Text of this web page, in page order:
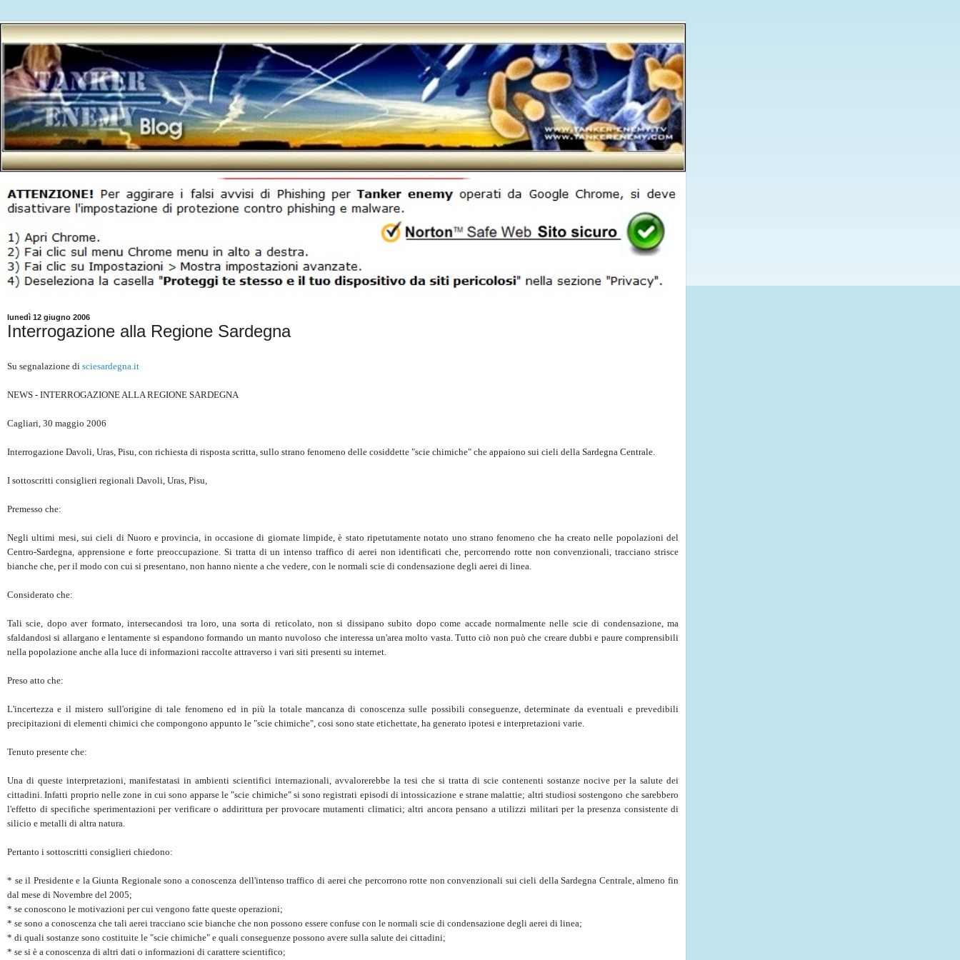
lunedì 12 giugno 2006
Interrogazione alla Regione Sardegna
Su segnalazione di sciesardegna.it
NEWS - INTERROGAZIONE ALLA REGIONE SARDEGNA
Cagliari, 30 maggio 2006
Interrogazione Davoli, Uras, Pisu, con richiesta di risposta scritta, sullo strano fenomeno delle cosiddette "scie chimiche" che appaiono sui cieli della Sardegna Centrale.
I sottoscritti consiglieri regionali Davoli, Uras, Pisu,
Premesso che:
Negli ultimi mesi, sui cieli di Nuoro e provincia, in occasione di giornate limpide, è stato ripetutamente notato uno strano fenomeno che ha creato nelle popolazioni del
Centro-Sardegna, apprensione e forte preoccupazione. Si tratta di un intenso traffico di aerei non identificati che, percorrendo rotte non convenzionali, tracciano strisce
bianche che, per il modo con cui si presentano, non hanno niente a che vedere, con le normali scie di condensazione degli aerei di linea.
Considerato che:
Tali scie, dopo aver formato, intersecandosi tra loro, una sorta di reticolato, non si dissipano subito dopo come accade normalmente nelle scie di condensazione, ma
sfaldandosi si allargano e lentamente si espandono formando un manto nuvoloso che interessa un'area molto vasta. Tutto ciò non può che creare dubbi e paure comprensibili
nella popolazione anche alla luce di informazioni raccolte attraverso i vari siti presenti su internet.
Preso atto che:
L'incertezza e il mistero sull'origine di tale fenomeno ed in più la totale mancanza di conoscenza sulle possibili conseguenze, determinate da eventuali e prevedibili
precipitazioni di elementi chimici che compongono appunto le "scie chimiche", cosi sono state etichettate, ha generato ipotesi e interpretazioni varie.
Tenuto presente che:
Una di queste interpretazioni, manifestatasi in ambienti scientifici internazionali, avvalorerebbe la tesi che si tratta di scie contenenti sostanze nocive per la salute dei
cittadini. Infatti proprio nelle zone in cui sono apparse le "scie chimiche" si sono registrati episodi di intossicazione e strane malattie; altri studiosi sostengono che sarebbero
l'effetto di specifiche sperimentazioni per verificare o addirittura per provocare mutamenti climatici; altri ancora pensano a utilizzi militari per la presenza consistente di
silicio e metalli di altra natura.
Pertanto i sottoscritti consiglieri chiedono:
* se il Presidente e la Giunta Regionale sono a conoscenza dell'intenso traffico di aerei che percorrono rotte non convenzionali sui cieli della Sardegna Centrale, almeno fin
dal mese di Novembre del 2005;
* se conoscono le motivazioni per cui vengono fatte queste operazioni;
* se sono a conoscenza che tali aerei tracciano scie bianche che non possono essere confuse con le normali scie di condensazione degli aerei di linea;
* di quali sostanze sono costituite le "scie chimiche" e quali conseguenze possono avere sulla salute dei cittadini;
* se si è a conoscenza di altri dati o informazioni di carattere scientifico;